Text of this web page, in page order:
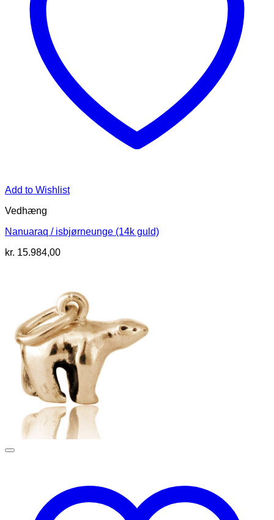
Add to Wishlist
Vedhæng
Nanuaraq / isbjørneunge (14k guld)
kr. 15.984,00